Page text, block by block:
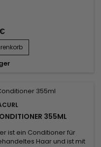
Locken eine wahre...
355ML
ist ein Conditioner für
Haar und ist mit